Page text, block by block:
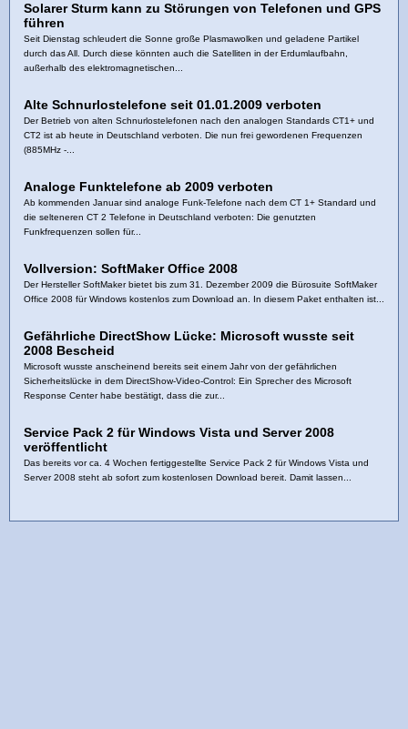
Solarer Sturm kann zu Störungen von Telefonen und GPS
führen
Seit Dienstag schleudert die Sonne große Plasmawolken und geladene Partikel
durch das All. Durch diese könnten auch die Satelliten in der Erdumlaufbahn,
außerhalb des elektromagnetischen...
Alte Schnurlostelefone seit 01.01.2009 verboten
Der Betrieb von alten Schnurlostelefonen nach den analogen Standards CT1+ und
CT2 ist ab heute in Deutschland verboten. Die nun frei gewordenen Frequenzen
(885MHz -...
Analoge Funktelefone ab 2009 verboten
Ab kommenden Januar sind analoge Funk-Telefone nach dem CT 1+ Standard und
die selteneren CT 2 Telefone in Deutschland verboten: Die genutzten
Funkfrequenzen sollen für...
Vollversion: SoftMaker Office 2008
Der Hersteller SoftMaker bietet bis zum 31. Dezember 2009 die Bürosuite SoftMaker
Office 2008 für Windows kostenlos zum Download an. In diesem Paket enthalten ist...
Gefährliche DirectShow Lücke: Microsoft wusste seit
2008 Bescheid
Microsoft wusste anscheinend bereits seit einem Jahr von der gefährlichen
Sicherheitslücke in dem DirectShow-Video-Control: Ein Sprecher des Microsoft
Response Center habe bestätigt, dass die zur...
Service Pack 2 für Windows Vista und Server 2008
veröffentlicht
Das bereits vor ca. 4 Wochen fertiggestellte Service Pack 2 für Windows Vista und
Server 2008 steht ab sofort zum kostenlosen Download bereit. Damit lassen...